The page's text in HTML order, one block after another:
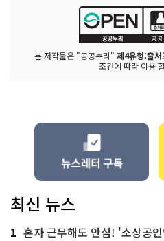
본 저작물은 "공공누리" 제4유형:출
조건에 따라 이용
최신 뉴스
1 혼자 근무해도 안심! '소상공